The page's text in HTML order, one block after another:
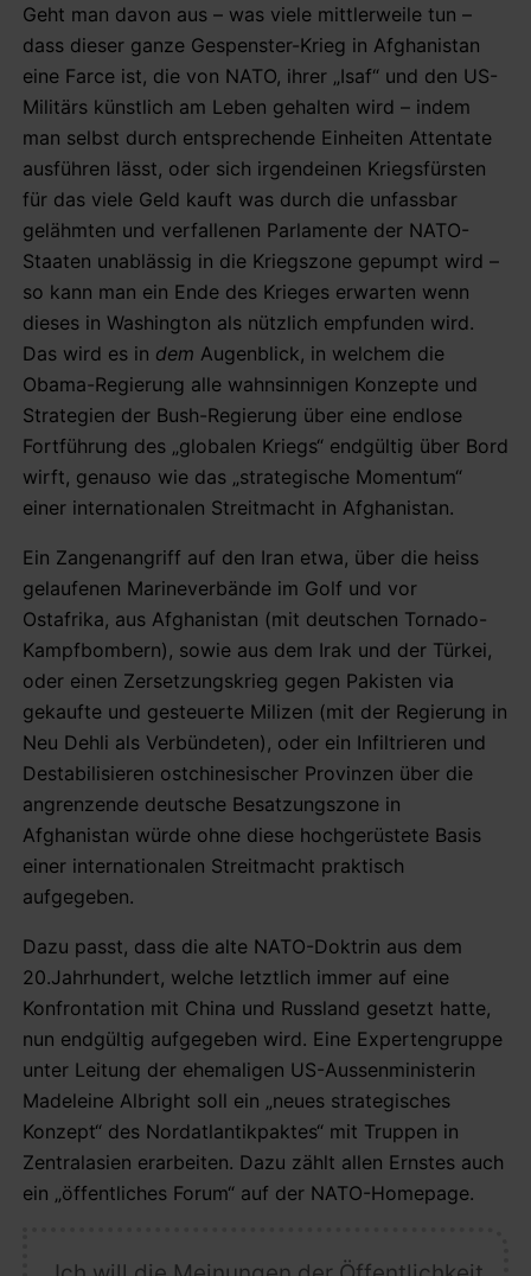
Geht man davon aus – was viele mittlerweile tun –
dass dieser ganze Gespenster-Krieg in Afghanistan
eine Farce ist, die von NATO, ihrer „Isaf“ und den US-
Militärs künstlich am Leben gehalten wird – indem
man selbst durch entsprechende Einheiten Attentate
ausführen lässt, oder sich irgendeinen Kriegsfürsten
für das viele Geld kauft was durch die unfassbar
gelähmten und verfallenen Parlamente der NATO-
Staaten unablässig in die Kriegszone gepumpt wird –
so kann man ein Ende des Krieges erwarten wenn
dieses in Washington als nützlich empfunden wird.
Das wird es in dem Augenblick, in welchem die
Obama-Regierung alle wahnsinnigen Konzepte und
Strategien der Bush-Regierung über eine endlose
Fortführung des „globalen Kriegs“ endgültig über Bord
wirft, genauso wie das „strategische Momentum“
einer internationalen Streitmacht in Afghanistan.
Ein Zangenangriff auf den Iran etwa, über die heiss
gelaufenen Marineverbände im Golf und vor
Ostafrika, aus Afghanistan (mit deutschen Tornado-
Kampfbombern), sowie aus dem Irak und der Türkei,
oder einen Zersetzungskrieg gegen Pakisten via
gekaufte und gesteuerte Milizen (mit der Regierung in
Neu Dehli als Verbündeten), oder ein Infiltrieren und
Destabilisieren ostchinesischer Provinzen über die
angrenzende deutsche Besatzungszone in
Afghanistan würde ohne diese hochgerüstete Basis
einer internationalen Streitmacht praktisch
aufgegeben.
Dazu passt, dass die alte NATO-Doktrin aus dem
20.Jahrhundert, welche letztlich immer auf eine
Konfrontation mit China und Russland gesetzt hatte,
nun endgültig aufgegeben wird. Eine Expertengruppe
unter Leitung der ehemaligen US-Aussenministerin
Madeleine Albright soll ein „neues strategisches
Konzept“ des Nordatlantikpaktes“ mit Truppen in
Zentralasien erarbeiten. Dazu zählt allen Ernstes auch
ein „öffentliches Forum“ auf der NATO-Homepage.